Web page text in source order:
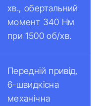
хв., обертальний
момент 340 Нм
при 1500 об/хв.
Передній привід,
6-швидкісна
механічна